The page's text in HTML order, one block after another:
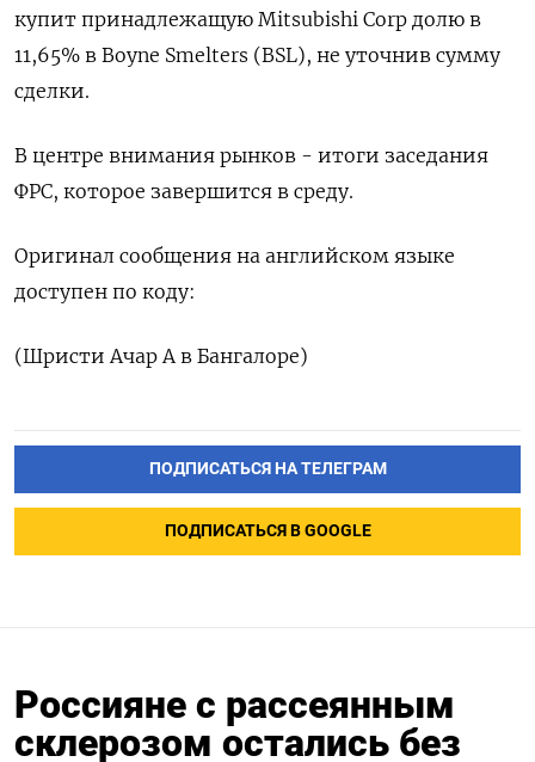
купит принадлежащую Mitsubishi Corp долю в
11,65% в Boyne Smelters (BSL), не уточнив сумму
сделки.
В центре внимания рынков - итоги заседания
ФРС, которое завершится в среду.
Оригинал сообщения на английском языке
доступен по коду:
(Шристи Ачар А в Бангалоре)
ПОДПИСАТЬСЯ НА ТЕЛЕГРАМ
ПОДПИСАТЬСЯ В GOOGLE
Россияне с рассеянным
склерозом остались без